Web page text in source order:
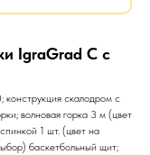
IgraGrad С с
конструкция скалодром с
волновая горка 3 м (цвет
1 шт. (цвет на
баскетбольный щит;